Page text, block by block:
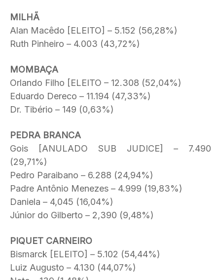
MILHÃ
Alan Macêdo [ELEITO] – 5.152 (56,28%)
Ruth Pinheiro – 4.003 (43,72%)
MOMBAÇA
Orlando Filho [ELEITO – 12.308 (52,04%)
Eduardo Dereco – 11.194 (47,33%)
Dr. Tibério – 149 (0,63%)
PEDRA BRANCA
Gois [ANULADO SUB JUDICE] – 7.490
(29,71%)
Pedro Paraibano – 6.288 (24,94%)
Padre Antônio Menezes – 4.999 (19,83%)
Daniela – 4,045 (16,04%)
Júnior do Gilberto – 2,390 (9,48%)
PIQUET CARNEIRO
Bismarck [ELEITO] – 5.102 (54,44%)
Luiz Augusto – 4.130 (44,07%)